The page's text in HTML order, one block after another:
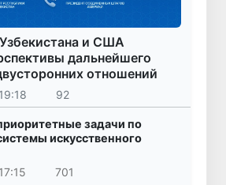
и США
дальнейшего
отношений
92
задачи по
искусственного
701